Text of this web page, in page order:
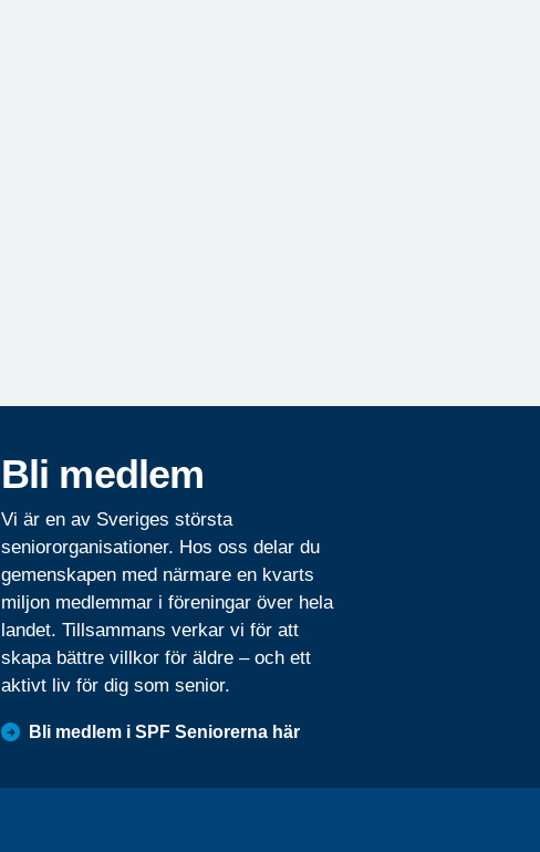
Bli medlem
Vi är en av Sveriges största
seniororganisationer. Hos oss delar du
gemenskapen med närmare en kvarts
miljon medlemmar i föreningar över hela
landet. Tillsammans verkar vi för att
skapa bättre villkor för äldre – och ett
aktivt liv för dig som senior.
Bli medlem i SPF Seniorerna här